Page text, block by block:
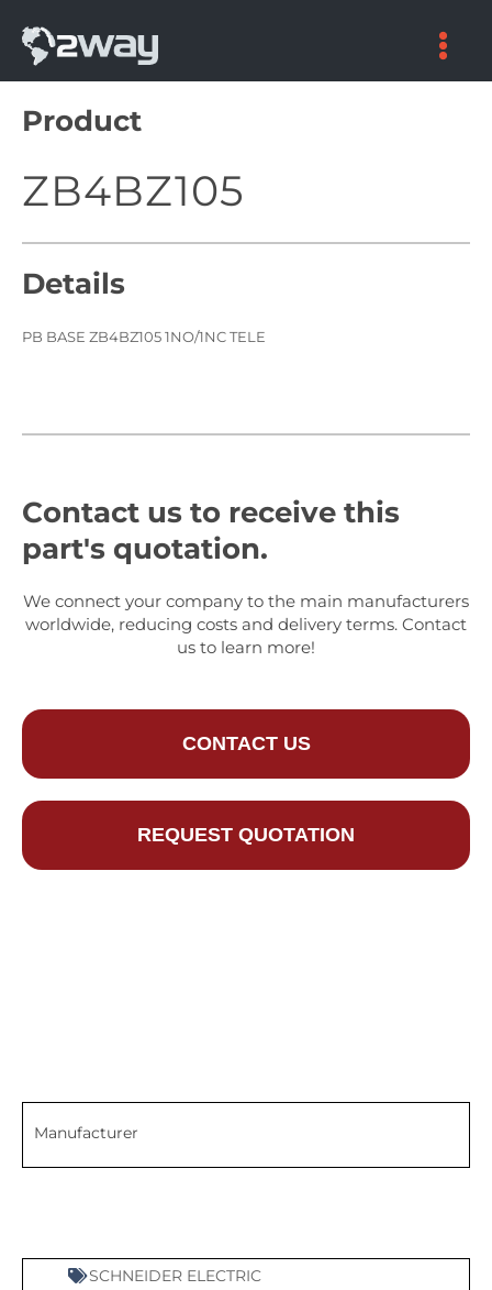
content
Product
ZB4BZ105
Details
PB BASE ZB4BZ105 1NO/1NC TELE
Contact us to receive this
part's quotation.
We connect your company to the main manufacturers
worldwide, reducing costs and delivery terms. Contact
us to learn more!
CONTACT US
REQUEST QUOTATION
Manufacturer
SCHNEIDER ELECTRIC